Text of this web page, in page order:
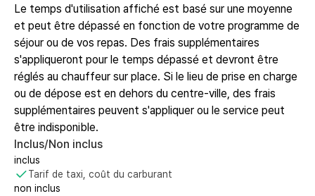
Le temps d'utilisation affiché est basé sur une moyenne
et peut être dépassé en fonction de votre programme de
séjour ou de vos repas. Des frais supplémentaires
s'appliqueront pour le temps dépassé et devront être
réglés au chauffeur sur place. Si le lieu de prise en charge
ou de dépose est en dehors du centre-ville, des frais
supplémentaires peuvent s'appliquer ou le service peut
être indisponible.
Inclus/Non inclus
inclus
Tarif de taxi, coût du carburant
non inclus